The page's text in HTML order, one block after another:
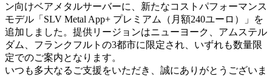
ン向けベアメタルサーバーに、新たなコストパフォーマンス
モデル「SLV Metal App+ プレミアム（月額240ユーロ）」を
追加しました。提供リージョンはニューヨーク、アムステル
ダム、フランクフルトの3都市に限定され、いずれも数量限
定でのご案内となります。
いつも多大なるご支援をいただき、誠にありがとうございま